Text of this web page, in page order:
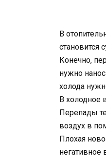
В
становится
Конечно,
нужно
холода
В холодное
Перепады
воздух в
Плохая
негативное